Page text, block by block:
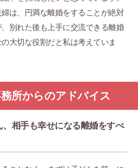
は、円満な離婚をすることが絶対
別れた後も上手に交流できる離婚
大切な役割だと私は考えていま
所からのアドバイス
相手も幸せになる離婚をすべ